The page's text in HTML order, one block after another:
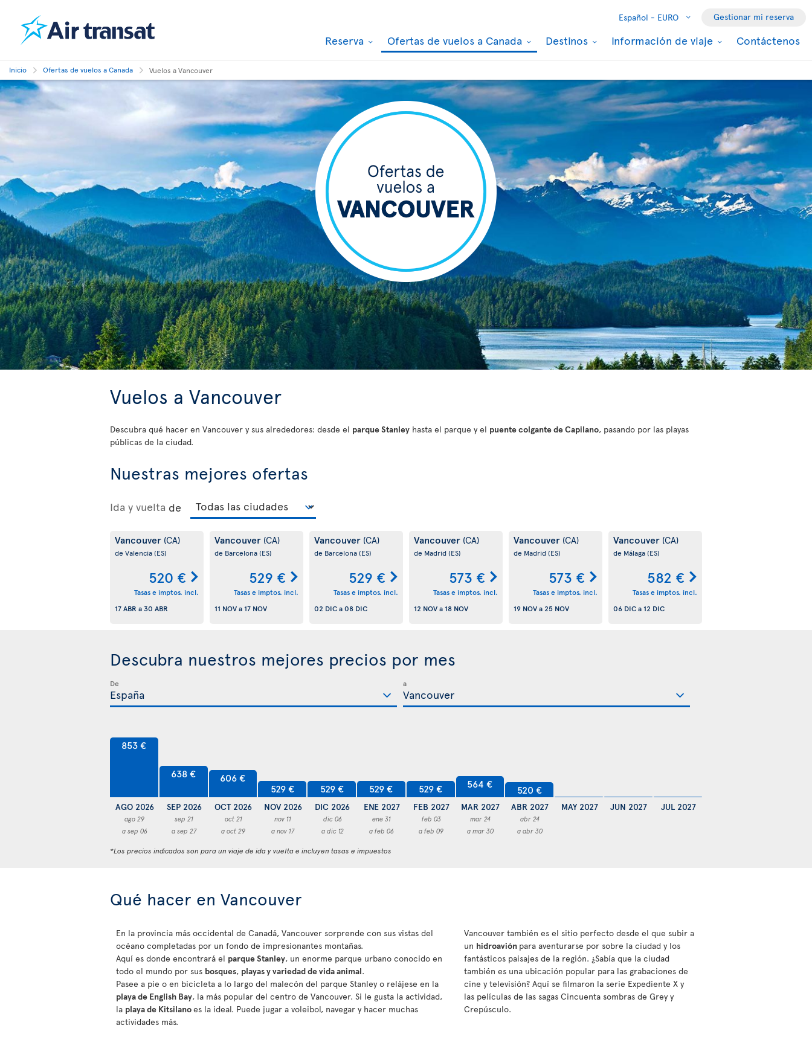
Español - EURO Gestionar mi reserva
Reserva Ofertas de vuelos a Canada Destinos Información de viaje Contáctenos
Inicio Ofertas de vuelos a Canada Vuelos a Vancouver
Vuelos a Vancouver
Descubra qué hacer en Vancouver y sus alrededores: desde el parque Stanley hasta el parque y el puente colgante de Capilano, pasando por las playas
públicas de la ciudad.
Nuestras mejores ofertas
Ida y vuelta de
Vancouver (CA)
de Valencia(ES)
520 €
Tasas e imptos. incl.
17 ABR a 30 ABR
Vancouver (CA)
de Barcelona(ES)
529 €
Tasas e imptos. incl.
11 NOVa 17 NOV
Vancouver (CA)
de Barcelona(ES)
529 €
Tasas e imptos. incl.
02 DICa08 DIC
Vancouver (CA)
de Madrid(ES)
573 €
Tasas e imptos. incl.
12 NOVa 18 NOV
Vancouver (CA)
de Madrid(ES)
573 €
Tasas e imptos. incl.
19 NOVa25 NOV
Vancouver (CA)
de Málaga(ES)
582 €
Tasas e imptos. incl.
06 DICa 12 DIC
Descubra nuestros mejores precios por mes
De a
853 €
AGO 2026
ago 29
a sep 06
638 €
SEP 2026
sep 21
a sep 27
606 €
OCT 2026
oct 21
a oct 29
529 €
NOV 2026
nov 11
a nov 17
529 €
DIC 2026
dic 06
a dic 12
529 €
ENE 2027
ene 31
a feb 06
529 €
FEB 2027
feb 03
a feb 09
564 €
MAR 2027
mar 24
a mar 30
520 €
ABR 2027
abr 24
a abr 30
MAY 2027 JUN 2027 JUL 2027
*Los precios indicados son para un viaje de ida y vuelta e incluyen tasas e impuestos
Qué hacer en Vancouver
En la provincia más occidental de Canadá, Vancouver sorprende con sus vistas del
océano completadas por un fondo de impresionantes montañas.
Aquí es donde encontrará el parque Stanley, un enorme parque urbano conocido en
todo el mundo por sus bosques, playas y variedad de vida animal.
Pasee a pie o en bicicleta a lo largo del malecón del parque Stanley o relájese en la
playa de English Bay, la más popular del centro de Vancouver. Si le gusta la actividad,
la playa de Kitsilanoes la ideal. Puede jugar a voleibol, navegar y hacer muchas
actividades más.
Vancouver también es el sitio perfecto desde el que subir a
un hidroavión para aventurarse por sobre la ciudad y los
fantásticos paisajes de la región. ¿Sabía que la ciudad
también es una ubicación popular para las grabaciones de
cine y televisión? Aquí se filmaron la serie Expediente X y
las películas de las sagas Cincuenta sombras de Grey y
Crepúsculo.